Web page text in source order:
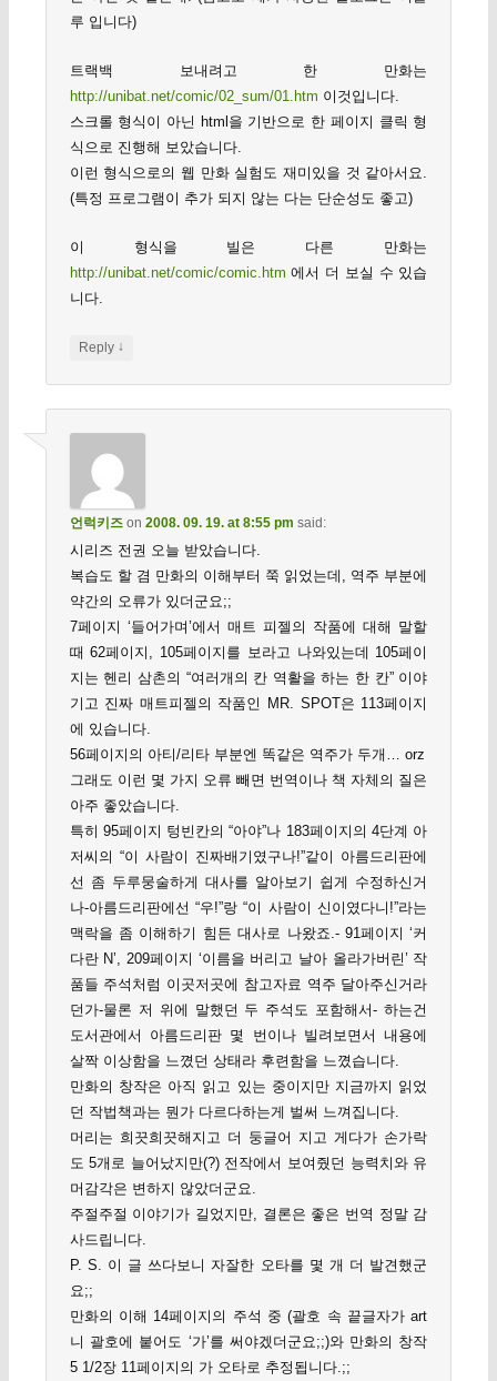
루 입니다)
트랙백 보내려고 한 만화는
http://unibat.net/comic/02_sum/01.htm 이것입니다.
스크롤 형식이 아닌 html을 기반으로 한 페이지 클릭 형
식으로 진행해 보았습니다.
이런 형식으로의 웹 만화 실험도 재미있을 것 같아서요.
(특정 프로그램이 추가 되지 않는 다는 단순성도 좋고)
이 형식을 빌은 다른 만화는
http://unibat.net/comic/comic.htm 에서 더 보실 수 있습
니다.
Reply ↓
언럭키즈on 2008. 09. 19. at 8:55 pm said:
시리즈 전권 오늘 받았습니다.
복습도 할 겸 만화의 이해부터 쭉 읽었는데, 역주 부분에
약간의 오류가 있더군요;;
7페이지 ‘들어가며’에서 매트 피젤의 작품에 대해 말할
때 62페이지, 105페이지를 보라고 나와있는데 105페이
지는 헨리 삼촌의 “여러개의 칸 역활을 하는 한 칸” 이야
기고 진짜 매트피젤의 작품인 MR. SPOT은 113페이지
에 있습니다.
56페이지의 아티/리타 부분엔 똑같은 역주가 두개… orz
그래도 이런 몇 가지 오류 빼면 번역이나 책 자체의 질은
아주 좋았습니다.
특히 95페이지 텅빈칸의 “아야”나 183페이지의 4단계 아
저씨의 “이 사람이 진짜배기였구나!”같이 아름드리판에
선 좀 두루뭉술하게 대사를 알아보기 쉽게 수정하신거
나-아름드리판에선 “우!”랑 “이 사람이 신이였다니!”라는
맥락을 좀 이해하기 힘든 대사로 나왔죠.- 91페이지 ‘커
다란 N’, 209페이지 ‘이름을 버리고 날아 올라가버린’ 작
품들 주석처럼 이곳저곳에 참고자료 역주 달아주신거라
던가-물론 저 위에 말했던 두 주석도 포함해서- 하는건
도서관에서 아름드리판 몇 번이나 빌려보면서 내용에
살짝 이상함을 느꼈던 상태라 후련함을 느꼈습니다.
만화의 창작은 아직 읽고 있는 중이지만 지금까지 읽었
던 작법책과는 뭔가 다르다하는게 벌써 느껴집니다.
머리는 희끗희끗해지고 더 둥글어 지고 게다가 손가락
도 5개로 늘어났지만(?) 전작에서 보여줬던 능력치와 유
머감각은 변하지 않았더군요.
주절주절 이야기가 길었지만, 결론은 좋은 번역 정말 감
사드립니다.
P. S. 이 글 쓰다보니 자잘한 오타를 몇 개 더 발견했군
요;;
만화의 이해 14페이지의 주석 중 (괄호 속 끝글자가 art
니 괄호에 붙어도 ‘가’를 써야겠더군요;;)와 만화의 창작
5 1/2장 11페이지의 가 오타로 추정됩니다.;;